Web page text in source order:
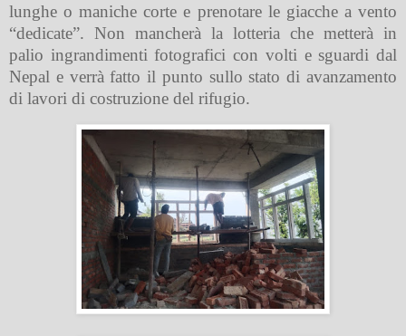
lunghe o maniche corte e prenotare le giacche a vento
“dedicate”. Non mancherà la lotteria che metterà in
palio ingrandimenti fotografici con volti e sguardi dal
Nepal e verrà fatto il punto sullo stato di avanzamento
di lavori di costruzione del rifugio.